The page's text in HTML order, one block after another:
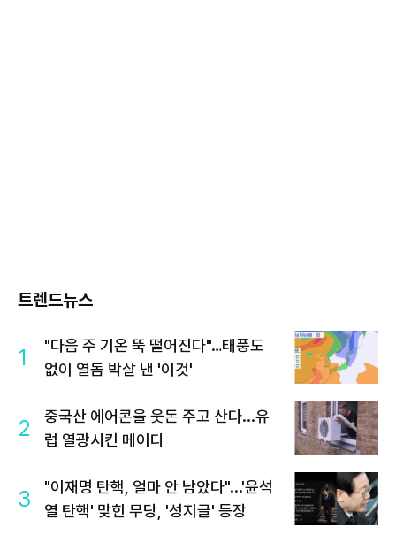
트렌드뉴스
1
"다음 주 기온 뚝 떨어진다"…태풍도
없이 열돔 박살 낸 '이것'
2
중국산 에어콘을 웃돈 주고 산다...유
럽 열광시킨 메이디
3
"이재명 탄핵, 얼마 안 남았다"...'윤석
열 탄핵' 맞힌 무당, '성지글' 등장